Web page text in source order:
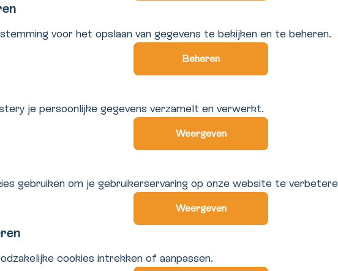
voor het opslaan van gegevens te bekijken en te beheren.
Beheren
je persoonlijke gegevens verzamelt en verwerkt.
Weergeven
gebruiken om je gebruikerservaring op onze website te
Weergeven
cookies intrekken of aanpassen.